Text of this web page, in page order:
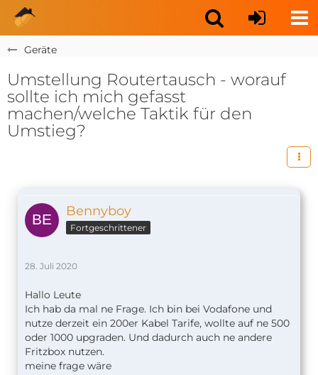
Geräte
Umstellung Routertausch - worauf
sollte ich mich gefasst
machen/welche Taktik für den
Umstieg?
Bennyboy
Fortgeschrittener
28. Juli 2020
Hallo Leute
Ich hab da mal ne Frage. Ich bin bei Vodafone und
nutze derzeit ein 200er Kabel Tarife, wollte auf ne 500
oder 1000 upgraden. Und dadurch auch ne andere
Fritzbox nutzen.
meine frage wäre